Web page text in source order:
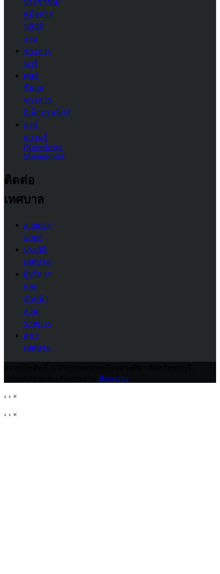
ประชาชน/
คู่มือการ
ปฏิบัติ
งาน
ข่าวสาร
น่ารู้
ศุนย์
ข้อมูล
ข่าวสาร
อิเล็กทรอนิกส์
องค์
ความรู้
(Knowledge
Management)
ติดต่อ
เทศบาล
สายตรง
นายก
ประวัติ
เทศบาล
ผู้บริหาร
และ
หัวหน้า
ส่วน
ราชการ
สภา
เทศบาล
Buuscript
‹ › ×
‹ › ×